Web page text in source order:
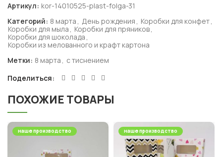
Артикул: kor-14010525-plast-folga-31
Категорий: 8 марта , День рождения , Коробки для конфет,
Коробки для мыла , Коробки для пряников,
Коробки для шоколада ,
Коробки из мелованного и крафт картона
Метки: 8 марта , с тиснением
Поделиться
ПОХОЖИЕ ТОВАРЫ
наше производство наше производство